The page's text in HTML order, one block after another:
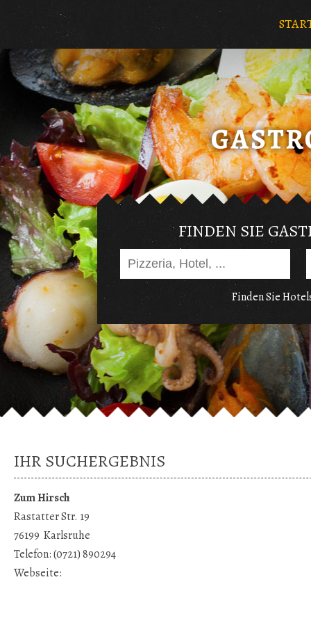
FINDEN SIE
Finden Sie
IHR SUCHERGEBNIS
Zum Hirsch
Rastatter Str. 19
76199 Karlsruhe
Telefon:(0721) 890294
Webseite: